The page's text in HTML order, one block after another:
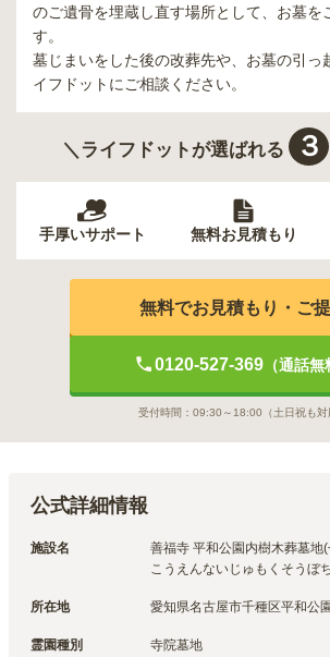
のご遺骨を埋蔵し直す場所として、お墓を
す。
墓じまいをした後の改葬先や、お墓の引っ
イフドットにご相談ください。
＼ライフドットが選ばれる ３
手厚いサポート 無料お見積もり
無料でお見積もり・ご
0120-527-369（通話無
受付時間： 09:30～18:00 （土日祝も対
公式詳細情報
施設名
善福寺 平和公園内樹木葬墓地
こうえんないじゅもくそうぼ
所在地 愛知県名古屋市千種区平和公
霊園種別 寺院墓地